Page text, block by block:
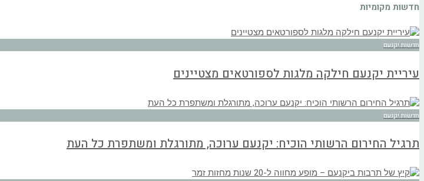
חדשות מקומיות
חדשות יקנעם
עיריית יקנעם חילקה מלגות לספורטאים מצטיינים
חדשות יקנעם
תרגיל החירום הרשותי הוכיח: יקנעם ערוכה, מתורגלת ומשתפרת כל העת